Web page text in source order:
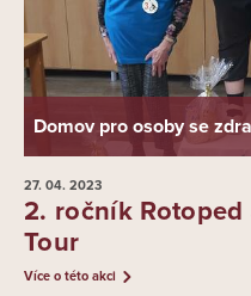
Domov pro osoby se
27. 04. 2023
2. ročník
Tour
Více o této akci